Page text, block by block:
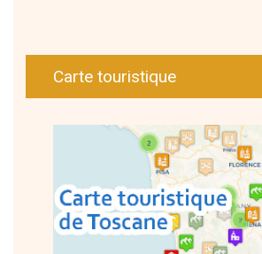
Carte touristique